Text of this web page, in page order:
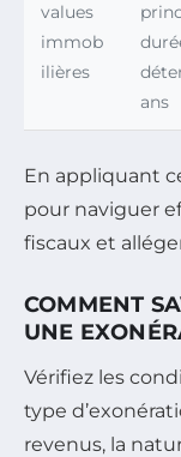
values
immob
ilières
ans
En appliquant
pour naviguer
fiscaux et
COMMENT
UNE
Vérifiez les
type
revenus, la